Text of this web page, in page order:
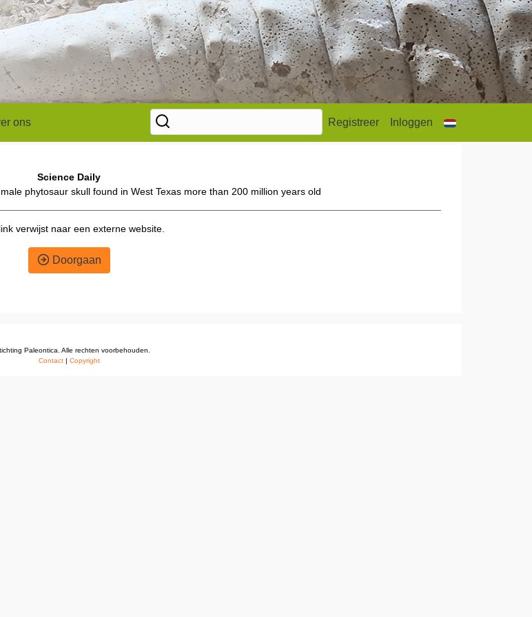
ons Registreer Inloggen
Science Daily
phytosaur skull found in West Texas more than 200 million years old
verwijst naar een externe website.
Doorgaan
Paleontica. Alle rechten voorbehouden.
Contact| Copyright